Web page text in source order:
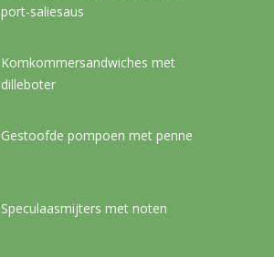
port-saliesaus
Komkommersandwiches met
dilleboter
Gestoofde pompoen met penne
Speculaasmijters met noten